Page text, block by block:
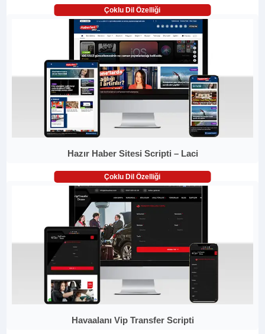
Çoklu Dil Özelliği
Hazır Haber Sitesi Scripti – Laci
Çoklu Dil Özelliği
Havaalanı Vip Transfer Scripti